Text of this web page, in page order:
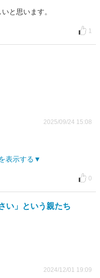
と思います。
1
2025/09/24 15:08
表示する
0
い」という親たち
2024/12/01 19:09